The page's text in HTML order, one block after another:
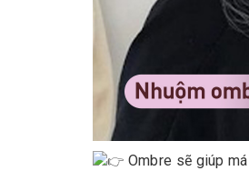
Ombre sẽ giúp